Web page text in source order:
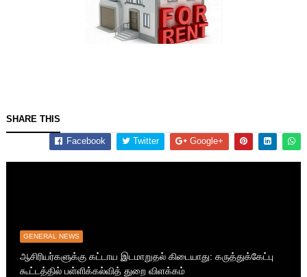
SHARE THIS
Facebook Twitter Google+
GENERAL NEWS
ஆசிரியர்களுக்கு கட்டாய இடமாறுதல் கிடையாது: கருத்துக்கேட்பு
கூட்டத்தில் பள்ளிக்கல்வித் துறை விளக்கம்